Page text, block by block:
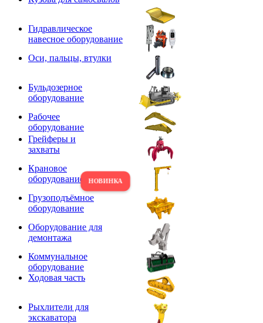
Гидравлическое
навесное оборудование
Оси, пальцы, втулки
Бульдозерное
оборудование
Рабочее
оборудование
Грейферы и
захваты
Крановое
оборудование
Грузоподъёмное
оборудование
Оборудование для
демонтажа
Коммунальное
оборудование
Ходовая часть
Рыхлители для
экскаватора